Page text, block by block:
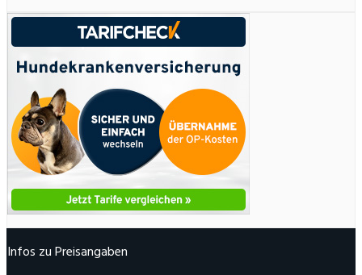
Infos zu Preisangaben